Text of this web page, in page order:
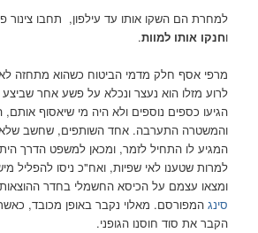
למחרת הם השקו אותו עד עילפון, תחבו צינור
וחנקו אותו למוות.
מרפי אסף חלק מדמי הביטוח כשהוא מתחזה
לרוע מזלו הוא נעצר ונכלא על פשע אחר
הגיעו כספים נוספים ולא היה מי שיאסוף
והמשטרה התערבה. אחד השותפים, שחשב
המגיע לו התחיל לזמר, ומכאן למשפט הדרך
למרות שטענו לאי שפיות, ואח"כ ניסו להפליל
ומצאו עצמם על הכיסא החשמלי בחדר
סינג המפורסם. מאלוי נקבר באופן מכובד,
הקבר את סוד חוסנו הגופני.